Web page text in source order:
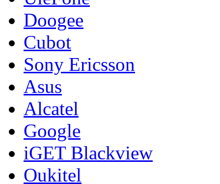
Doogee
Cubot
Sony Ericsson
Asus
Alcatel
Google
iGET Blackview
Oukitel